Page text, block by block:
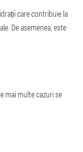
care contribuie la
De asemenea, este
mai multe cazuri se